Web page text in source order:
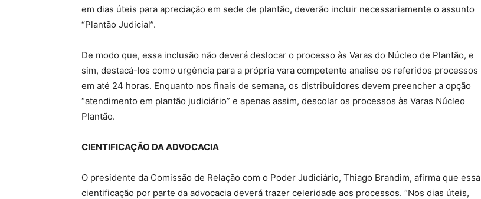
em dias úteis para apreciação em sede de plantão, deverão incluir necessariamente o assunto
“Plantão Judicial”.
De modo que, essa inclusão não deverá deslocar o processo às Varas do Núcleo de Plantão, e
sim, destacá-los como urgência para a própria vara competente analise os referidos processos
em até 24 horas. Enquanto nos finais de semana, os distribuidores devem preencher a opção
“atendimento em plantão judiciário” e apenas assim, descolar os processos às Varas Núcleo
Plantão.
CIENTIFICAÇÃO DA ADVOCACIA
O presidente da Comissão de Relação com o Poder Judiciário, Thiago Brandim, afirma que essa
cientificação por parte da advocacia deverá trazer celeridade aos processos. “Nos dias úteis,